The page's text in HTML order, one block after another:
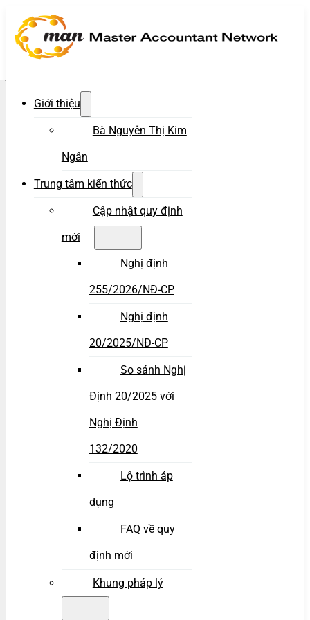
Giới thiệu
Bà Nguyễn Thị Kim
Ngân
Trung tâm kiến thức
Cập nhật quy định
mới
Nghị định
255/2026/NĐ-CP
Nghị định
20/2025/NĐ-CP
So sánh Nghị
Định 20/2025 với
Nghị Định
132/2020
Lộ trình áp
dụng
FAQ về quy
định mới
Khung pháp lý